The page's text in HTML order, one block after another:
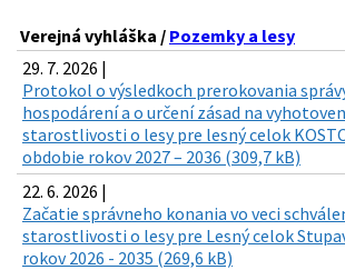
Verejná vyhláška / Pozemky a lesy
29. 7. 2026 |
Protokol o výsledkoch prerokovania
hospodárení a o určení zásad na
starostlivosti o lesy pre lesný celok
obdobie rokov 2027 – 2036 (309,7 kB)
22. 6. 2026 |
Začatie správneho konania vo veci
starostlivosti o lesy pre Lesný celok
rokov 2026 - 2035 (269,6 kB)